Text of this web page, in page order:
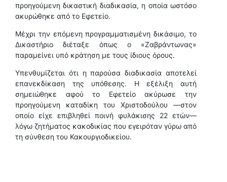
προηγούμενη δικαστική διαδικασία, η οποία ωστόσο
ακυρώθηκε από το Εφετείο.
Μέχρι την επόμενη προγραμματισμένη δικάσιμο, το
Δικαστήριο διέταξε όπως ο «Ζαβράντωνας»
παραμείνει υπό κράτηση με τους ίδιους όρους.
Υπενθυμίζεται ότι η παρούσα διαδικασία αποτελεί
επανεκδίκαση της υπόθεσης. Η εξέλιξη αυτή
σημειώθηκε αφού το Εφετείο ακύρωσε την
προηγούμενη καταδίκη του Χριστοδούλου —στον
οποίο είχε επιβληθεί ποινή φυλάκισης 22 ετών—
λόγω ζητήματος κακοδικίας που εγειρόταν γύρω από
τη σύνθεση του Κακουργιοδικείου.